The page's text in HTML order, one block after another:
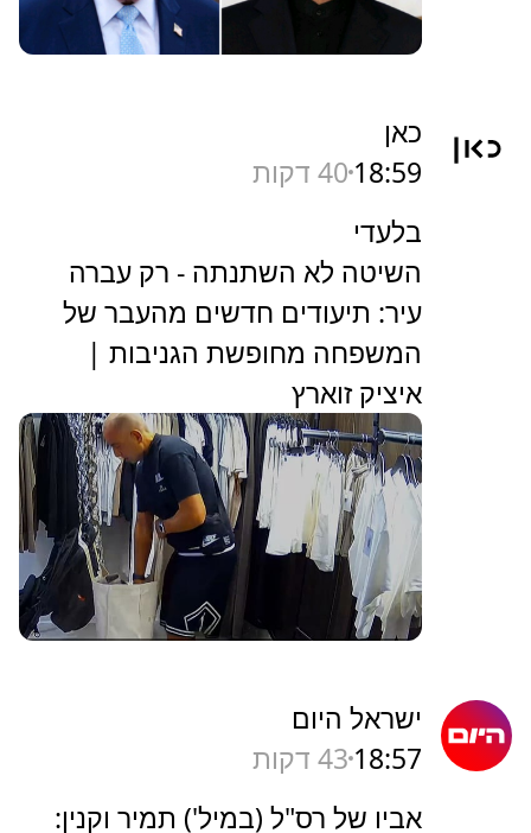
N12
19:0336 דקות
הבכיר האיראני "מצטט" את טראמפ
ולועג לו: "'מתקפה מסיבית בדרך.
כאן
18:59 40 דקות
בלעדי
עיר: תיעודים חדשים מהעבר של
המשפחה מחופשת הגניבות |
איציק זוארץ